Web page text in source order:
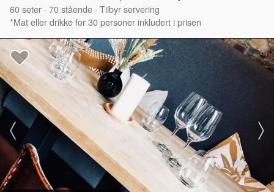
60seter · 70stående · Tilbyr servering
*Mat eller drikke for 30 personer inkludert i prisen